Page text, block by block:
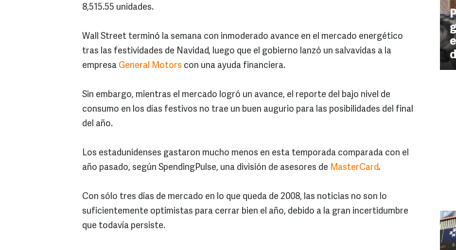
8,515.55 unidades.
Wall Street terminó la semana con inmoderado avance en el mercado energético
tras las festividades de Navidad, luego que el gobierno lanzó un salvavidas a la
empresa General Motors con una ayuda financiera.
Sin embargo, mientras el mercado logró un avance, el reporte del bajo nivel de
consumo en los días festivos no trae un buen augurio para las posibilidades del final
del año.
Los estadunidenses gastaron mucho menos en esta temporada comparada con el
año pasado, según SpendingPulse, una división de asesores de MasterCard.
Con sólo tres días de mercado en lo que queda de 2008, las noticias no son lo
suficientemente optimistas para cerrar bien el año, debido a la gran incertidumbre
que todavía persiste.